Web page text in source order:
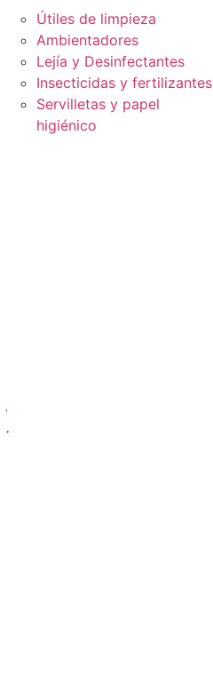
Útiles de limpieza
Ambientadores
Lejía y Desinfectantes
Insecticidas y fertilizantes
Servilletas y papel
higiénico